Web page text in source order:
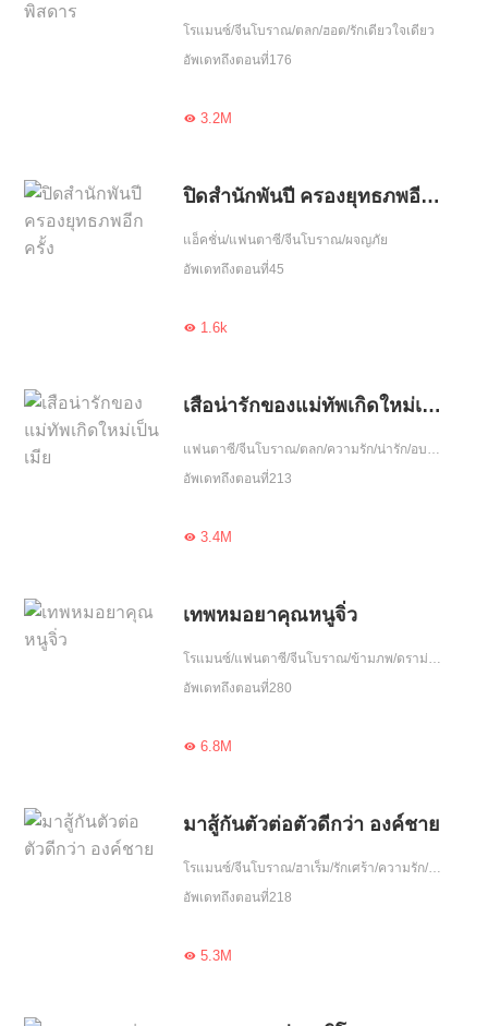
โรแมนซ์/จีนโบราณ/ตลก/ฮอต/รักเดียวใจเดียว
อัพเดทถึงตอนที่176
3.2M
ปิดสำนักพันปี ครองยุทธภพอีกครั้ง
แอ็คชั่น/แฟนตาซี/จีนโบราณ/ผจญภัย
อัพเดทถึงตอนที่45
1.6k
เสือน่ารักของแม่ทัพเกิดใหม่เป็นเมีย
แฟนตาซี/จีนโบราณ/ตลก/ความรัก/น่ารัก/อบรม/ใจซื่อ/เกิดใหม่
อัพเดทถึงตอนที่213
3.4M
เทพหมอยาคุณหนูจิ่ว
โรแมนซ์/แฟนตาซี/จีนโบราณ/ข้ามภพ/ดราม่า/แก้แค้น/ฮอต/โลกลึกลับ/รักหวานฉ่ำ/บำเพ็ญพรต/กลยุทธ์/พลังวิเศษ/รักเดียวใจเดียว/เข้มแข็ง/เกิดใหม่
อัพเดทถึงตอนที่280
6.8M
มาสู้กันตัวต่อตัวดีกว่า องค์ชาย
โรแมนซ์/จีนโบราณ/ฮาเร็ม/รักเศร้า/ความรัก/รักเดียวใจเดียว/จบ
อัพเดทถึงตอนที่218
5.3M